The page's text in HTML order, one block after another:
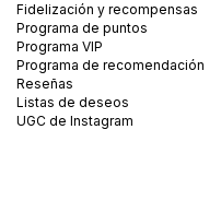
Fidelización y recompensas
Programa de puntos
Programa VIP
Programa de recomendación
Reseñas
Listas de deseos
UGC de Instagram